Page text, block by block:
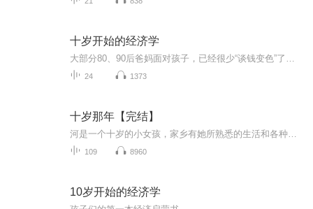
十岁开始的经济学
24 1373
十岁那年【完结】
109 8960
10岁开始的经济学